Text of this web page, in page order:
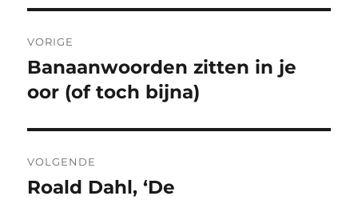
navigatie
VORIGE
Vorig
bericht:
Banaanwoorden zitten in je
oor (of toch bijna)
VOLGENDE
Volgend
Roald Dahl, ‘De